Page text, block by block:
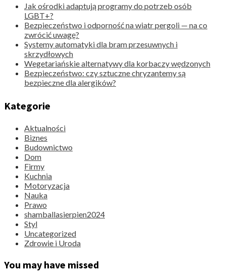
Jak ośrodki adaptują programy do potrzeb osób
LGBT+?
Bezpieczeństwo i odporność na wiatr pergoli — na co
zwrócić uwagę?
Systemy automatyki dla bram przesuwnych i
skrzydłowych
Wegetariańskie alternatywy dla korbaczy wędzonych
Bezpieczeństwo: czy sztuczne chryzantemy są
bezpieczne dla alergików?
Kategorie
Aktualności
Biznes
Budownictwo
Dom
Firmy
Kuchnia
Motoryzacja
Nauka
Prawo
shamballasierpien2024
Styl
Uncategorized
Zdrowie i Uroda
You may have missed